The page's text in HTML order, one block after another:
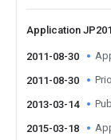
Application
2011-08-30
2011-08-30
2013-03-14
2015-03-18